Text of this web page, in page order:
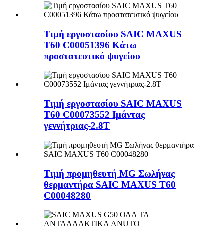
Τιμή εργοστασίου SAIC MAXUS
T60 C00051396 Κάτω
προστατευτικό ψυγείου
Τιμή εργοστασίου SAIC MAXUS
T60 C00073552 Ιμάντας
γεννήτριας-2.8T
Τιμή προμηθευτή MG Σωλήνας
θερμαντήρα SAIC MAXUS T60
C00048280